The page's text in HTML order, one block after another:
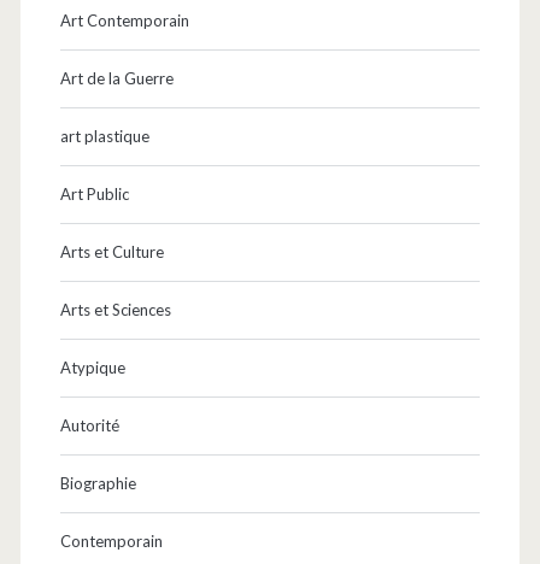
Art Contemporain
Art de la Guerre
art plastique
Art Public
Arts et Culture
Arts et Sciences
Atypique
Autorité
Biographie
Contemporain